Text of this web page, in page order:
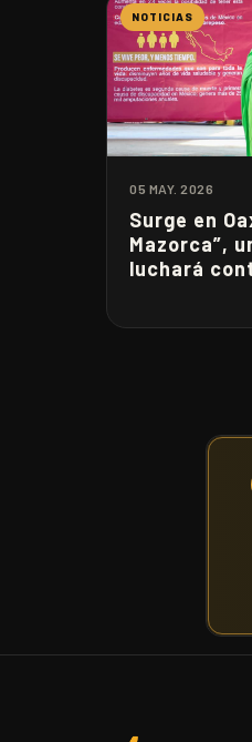
NOTICIAS
05 MAY. 2026
Surge en
Mazorca”,
luchará